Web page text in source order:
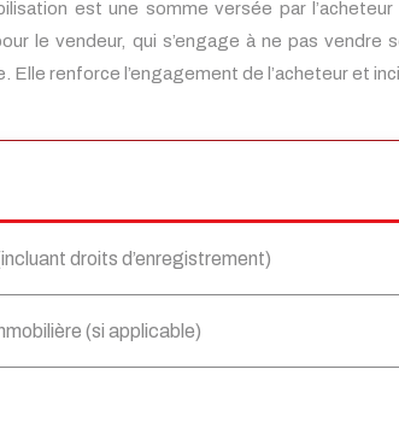
est une somme versée par
le vendeur, qui s’engage à ne pas
Elle renforce l’engagement de l’acheteur et
droits d’enregistrement)
(si applicable)